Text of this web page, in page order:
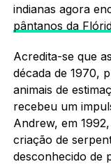
indianas agora
pântanos da
Acredita-se que
década de 1970,
animais de
recebeu um
Andrew, em
criação de
desconhecido de